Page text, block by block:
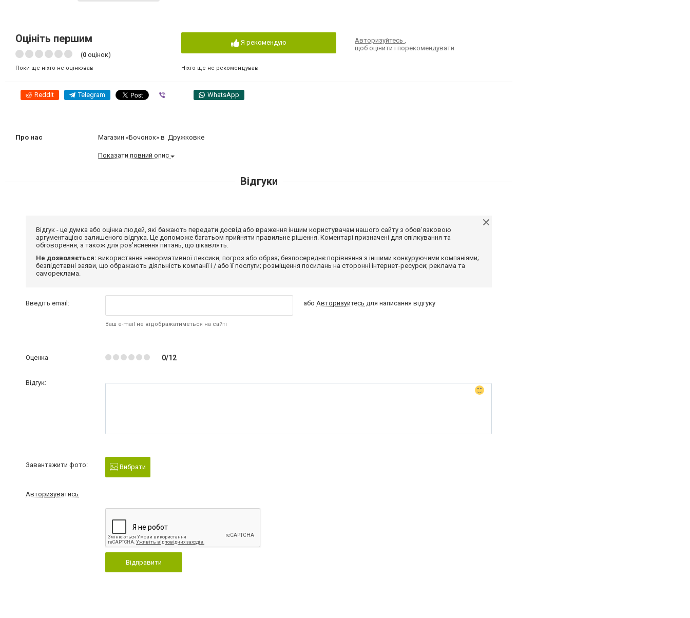
Оцініть першим
(0 оцінок)
Поки ще ніхто не оцінював
Я рекомендую
Ніхто ще не рекомендував
Авторизуйтесь,
щоб оцінити і порекомендувати
Reddit Telegram WhatsApp
Про нас Магазин «Бочонок» в Дружковке
Показати повний опис
Відгуки
Відгук - це думка або оцінка людей, які бажають передати досвід або враження іншим користувачам нашого сайту з обов'язковою
аргументацією залишеного відгука. Це допоможе багатьом прийняти правильне рішення. Коментарі призначені для спілкування та
обговорення, а також для роз'яснення питань, що цікавлять.
Не дозволяється: використання ненормативної лексики, погроз або образ; безпосереднє порівняння з іншими конкуруючими компаніями;
безпідставні заяви, що ображають діяльність компанії і / або її послуги; розміщення посилань на сторонні інтернет-ресурси; реклама та
самореклама.
Введіть email:
Ваш e-mail не відображатиметься на сайті
або Авторизуйтесь для написання відгуку
Оценка 0/12
Відгук:
Завантажити фото: Вибрати
Авторизуватись
Відправити